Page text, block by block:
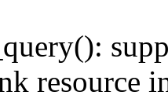
resource